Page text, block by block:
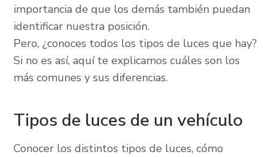
importancia de que los demás también puedan
identificar nuestra posición.
Pero, ¿conoces todos los tipos de luces que hay?
Si no es así, aquí te explicamos cuáles son los
más comunes y sus diferencias.
Tipos de luces de un vehículo
Conocer los distintos tipos de luces, cómo